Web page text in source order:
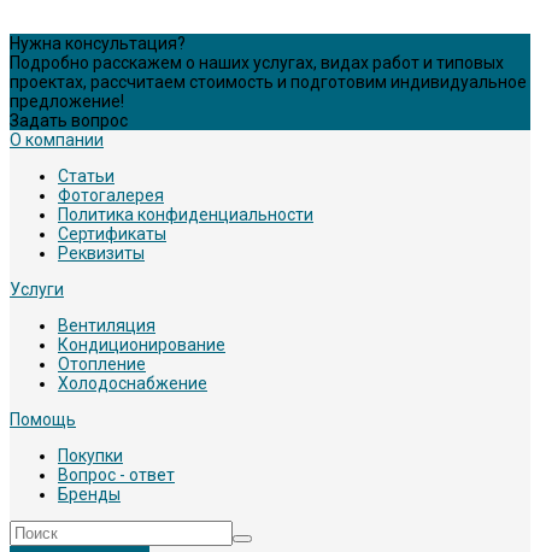
Нужна консультация?
Подробно расскажем о наших услугах, видах работ и типовых
проектах, рассчитаем стоимость и подготовим индивидуальное
предложение!
Задать вопрос
О компании
Статьи
Фотогалерея
Политика конфиденциальности
Сертификаты
Реквизиты
Услуги
Вентиляция
Кондиционирование
Отопление
Холодоснабжение
Помощь
Покупки
Вопрос - ответ
Бренды